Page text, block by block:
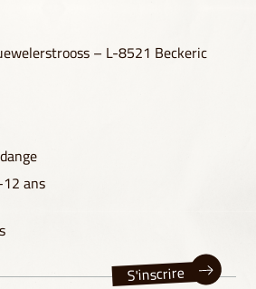
– L-8521 Beckeric
ans
S'inscrire